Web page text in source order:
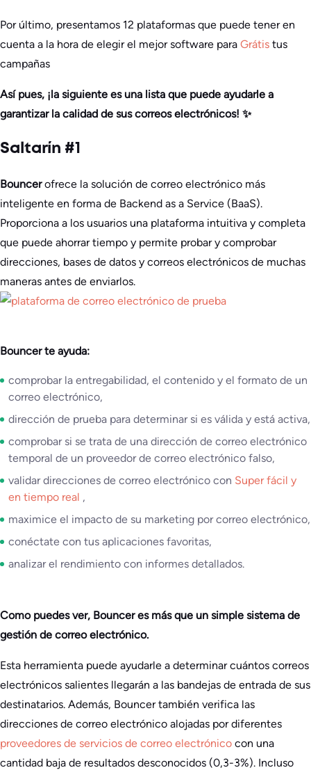
Por último, presentamos 12 plataformas que puede tener en
cuenta a la hora de elegir el mejor software para Grátis tus
campañas
Así pues, ¡la siguiente es una lista que puede ayudarle a
garantizar la calidad de sus correos electrónicos! ✨
Saltarín #1
Bouncerofrece la solución de correo electrónico más
inteligente en forma de Backend as a Service (BaaS).
Proporciona a los usuarios una plataforma intuitiva y completa
que puede ahorrar tiempo y permite probar y comprobar
direcciones, bases de datos y correos electrónicos de muchas
maneras antes de enviarlos.
Bouncer te ayuda:
comprobar la entregabilidad, el contenido y el formato de un
correo electrónico,
dirección de prueba para determinar si es válida y está activa,
comprobar si se trata de una dirección de correo electrónico
temporal de un proveedor de correo electrónico falso,
validar direcciones de correo electrónico con Super fácil y
en tiempo real ,
maximice el impacto de su marketing por correo electrónico,
conéctate con tus aplicaciones favoritas,
analizar el rendimiento con informes detallados.
Como puedes ver, Bouncer es más que un simple sistema de
gestión de correo electrónico.
Esta herramienta puede ayudarle a determinar cuántos correos
electrónicos salientes llegarán a las bandejas de entrada de sus
destinatarios. Además, Bouncer también verifica las
direcciones de correo electrónico alojadas por diferentes
proveedores de servicios de correo electrónico con una
cantidad baja de resultados desconocidos (0,3-3%). Incluso